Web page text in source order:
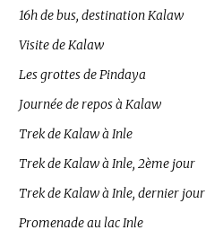
16h de bus, destination Kalaw
Visite de Kalaw
Les grottes de Pindaya
Journée de repos à Kalaw
Trek de Kalaw à Inle
Trek de Kalaw à Inle, 2ème jour
Trek de Kalaw à Inle, dernier jour
Promenade au lac Inle